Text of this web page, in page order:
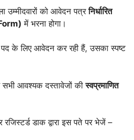
उम्मीदवारों को आवेदन पत्रनिर्धारित
में भरना होगा।
के लिए आवेदन कर रही हैं, उसका स्पष्ट
आवश्यक दस्तावेजों कीस्वप्रमाणित
डाक द्वारा इस पते पर भेजें –